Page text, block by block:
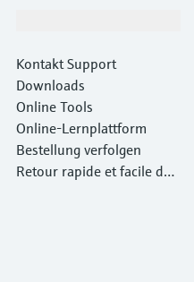
Kontakt Support
Downloads
Online Tools
Online-Lernplattform
Bestellung verfolgen
Retour rapide et facile des